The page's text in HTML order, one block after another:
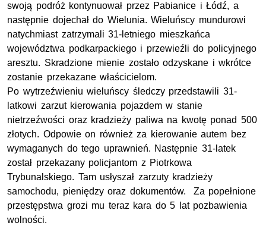
swoją podróż kontynuował przez Pabianice i Łódź, a
następnie dojechał do Wielunia. Wieluńscy mundurowi
natychmiast zatrzymali 31-letniego mieszkańca
województwa podkarpackiego i przewieźli do policyjnego
aresztu. Skradzione mienie zostało odzyskane i wkrótce
zostanie przekazane właścicielom.
Po wytrzeźwieniu wieluńscy śledczy przedstawili 31-
latkowi zarzut kierowania pojazdem w stanie
nietrzeźwości oraz kradzieży paliwa na kwotę ponad 500
złotych. Odpowie on również za kierowanie autem bez
wymaganych do tego uprawnień. Następnie 31-latek
został przekazany policjantom z Piotrkowa
Trybunalskiego. Tam usłyszał zarzuty kradzieży
samochodu, pieniędzy oraz dokumentów. Za popełnione
przestępstwa grozi mu teraz kara do 5 lat pozbawienia
wolności.